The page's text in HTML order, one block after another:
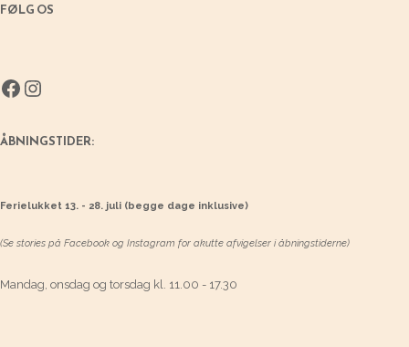
FØLG OS
Facebook
Instagram
ÅBNINGSTIDER:
Ferielukket 13. - 28. juli (begge dage inklusive)
(Se stories på Facebook og Instagram for akutte afvigelser i åbningstiderne)
Mandag, onsdag og torsdag kl. 11.00 - 17.30